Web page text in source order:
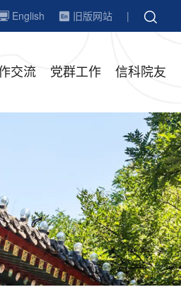
English 旧版网站 |
交流 党群工作 信科院友